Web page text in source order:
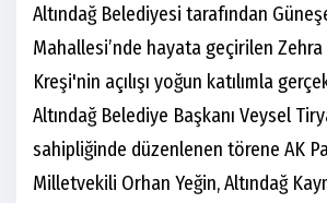
Altındağ Belediyesi tarafından
Mahallesi’nde hayata geçirilen
Kreşi'nin açılışı yoğun katılımla
Altındağ Belediye Başkanı Veysel
sahipliğinde düzenlenen törene AK
Milletvekili Orhan Yeğin, Altındağ